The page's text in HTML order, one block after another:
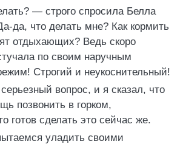
— строго спросила Белла
да, что делать мне? Как кормить
отдыхающих? Ведь скоро
по своим наручным
Строгий и неукоснительный!
вопрос, и я сказал, что
позвонить в горком,
готов сделать это сейчас же.
уладить своими